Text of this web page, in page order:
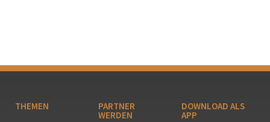
THEMEN PARTNER
WERDEN
DOWNLOAD ALS
APP